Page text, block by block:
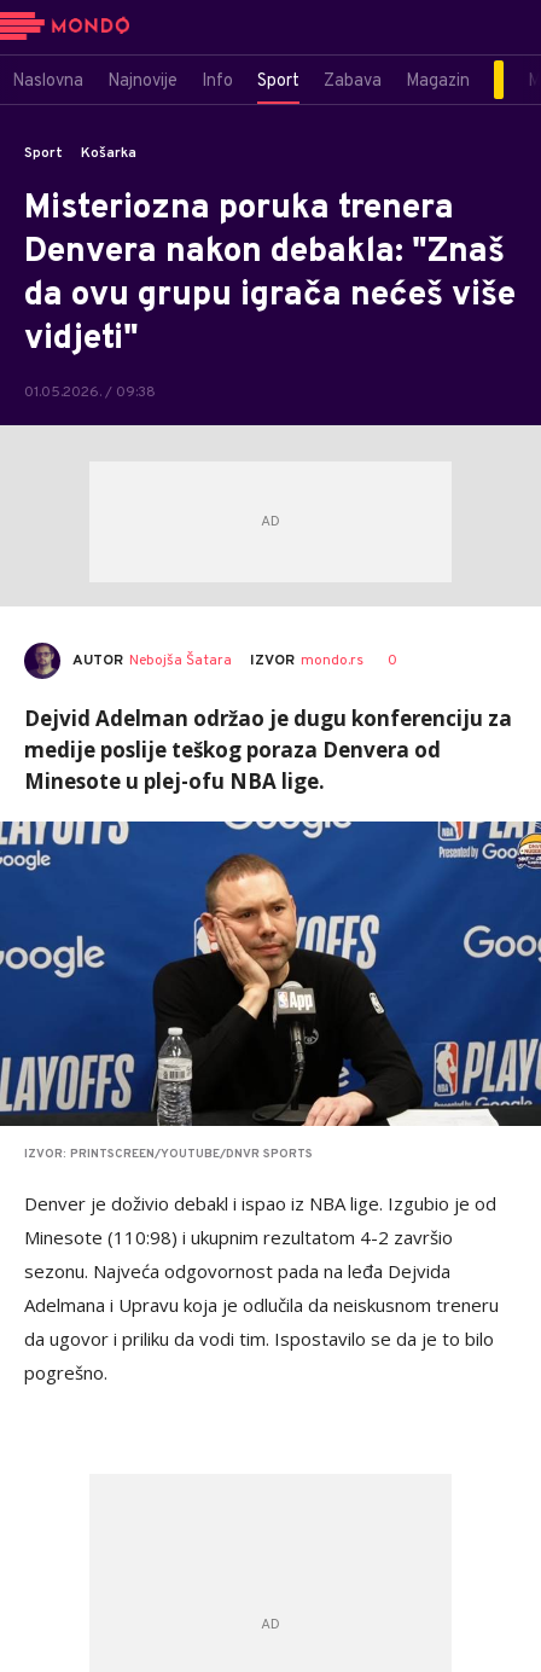
Naslovna Najnovije Info Sport Zabava Magazin
Sport Košarka
Misteriozna poruka trenera
Denvera nakon debakla: "Znaš
da ovu grupu igrača nećeš više
vidjeti"
01.05.2026. / 09:38
AUTOR Nebojša Šatara IZVOR mondo.rs 0
Dejvid Adelman održao je dugu konferenciju za
medije poslije teškog poraza Denvera od
Minesote u plej-ofu NBA lige.
IZVOR: PRINTSCREEN/YOUTUBE/DNVR SPORTS
Denver je doživio debakl i ispao iz NBA lige. Izgubio je od
Minesote (110:98) i ukupnim rezultatom 4-2 završio
sezonu. Najveća odgovornost pada na leđa Dejvida
Adelmana i Upravu koja je odlučila da neiskusnom treneru
da ugovor i priliku da vodi tim. Ispostavilo se da je to bilo
pogrešno.